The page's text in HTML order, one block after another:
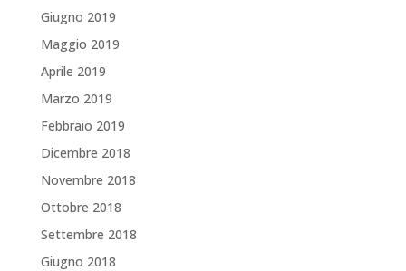
Giugno 2019
Maggio 2019
Aprile 2019
Marzo 2019
Febbraio 2019
Dicembre 2018
Novembre 2018
Ottobre 2018
Settembre 2018
Giugno 2018